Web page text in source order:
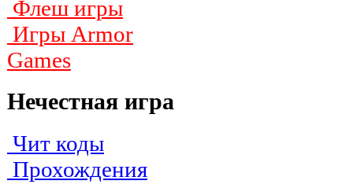
Флеш игры
Игры Armor
Games
Нечестная игра
Чит коды
Прохождения